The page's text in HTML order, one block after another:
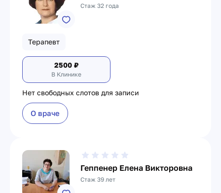
Стаж 32 года
Терапевт
2500 ₽
В Клинике
Нет свободных слотов для записи
О враче
Геппенер Елена Викторовна
Стаж 39 лет